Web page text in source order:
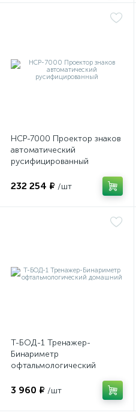
НСР-7000 Проектор знаков
автоматический
русифицированный
232 254 ₽ /шт
Т-БОД-1 Тренажер-
Бинариметр
офтальмологический
3 960 ₽ /шт